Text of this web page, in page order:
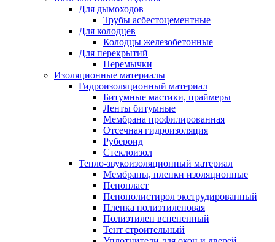
Для дымоходов
Трубы асбестоцементные
Для колодцев
Колодцы железобетонные
Для перекрытий
Перемычки
Изоляционные материалы
Гидроизоляционный материал
Битумные мастики, праймеры
Ленты битумные
Мембрана профилированная
Отсечная гидроизоляция
Рубероид
Стеклоизол
Тепло-звукоизоляционный материал
Мембраны, пленки изоляционные
Пенопласт
Пенополистирол экструдированный
Пленка полиэтиленовая
Полиэтилен вспененный
Тент строительный